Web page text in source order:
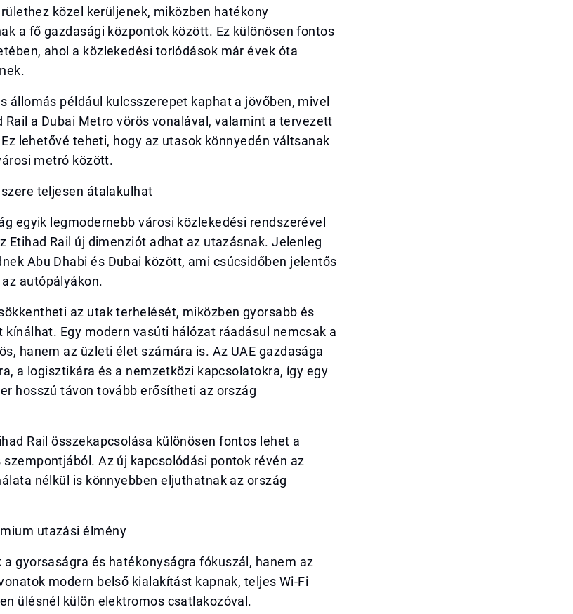
közel kerüljenek, miközben hatékony
a fő gazdasági központok között. Ez különösen fontos
ahol a közlekedési torlódások már évek óta
állomás például kulcsszerepet kaphat a jövőben, mivel
a Dubai Metro vörös vonalával, valamint a tervezett
lehetővé teheti, hogy az utasok könnyedén váltsanak
metró között.
teljesen átalakulhat
egyik legmodernebb városi közlekedési rendszerével
Etihad Rail új dimenziót adhat az utazásnak. Jelenleg
Abu Dhabi és Dubai között, ami csúcsidőben jelentős
autópályákon.
az utak terhelését, miközben gyorsabb és
Egy modern vasúti hálózat ráadásul nemcsak a
hanem az üzleti élet számára is. Az UAE gazdasága
a logisztikára és a nemzetközi kapcsolatokra, így egy
hosszú távon tovább erősítheti az ország
Rail összekapcsolása különösen fontos lehet a
Az új kapcsolódási pontok révén az
nélkül is könnyebben eljuthatnak az ország
utazási élmény
a gyorsaságra és hatékonyságra fókuszál, hanem az
modern belső kialakítást kapnak, teljes Wi-Fi
ülésnél külön elektromos csatlakozóval.